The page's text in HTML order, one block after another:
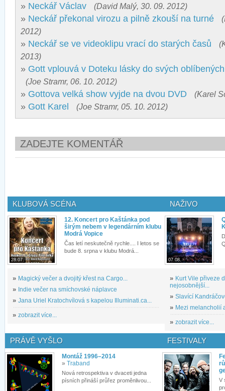
» Neckář Václav (David Malý, 30. 09. 2012)
» Neckář překonal virozu a pilně zkouší na turné
2012)
» Neckář se ve videoklipu vrací do starých časů
2013)
» Gott vplouvá v Doteku lásky do svých
(Joe Stramr, 06. 10. 2012)
» Gottova velká show vyjde na dvou DVD (Karel
» Gott Karel (Joe Stramr, 05. 10. 2012)
ZADEJTE KOMENTÁŘ
KLUBOVÁ SCÉNA
28.07.
12. Koncert pro Kaštánka pod
širým nebem v legendárním klubu
Modrá Vopice
Čas letí neskutečně rychle.... I letos se
bude 8. srpna v klubu Modrá...
» Magický večer a dvojitý křest na Cargo...
» Indie večer na smíchovské náplavce
» Jana Uriel Kratochvílová s kapelou Illuminati.ca...
» zobrazit více...
NAŽIVO
07.08.
» Kurt Vile přiveze
nejosobnější...
» Slavící
» Mezi melancholií
» zobrazit více...
PRÁVĚ VYŠLO
Montáž 1996–2014
» Traband
Nová retrospektiva v dvaceti jedna
písních přináší průřez proměnlivou...
FESTIVALY
V